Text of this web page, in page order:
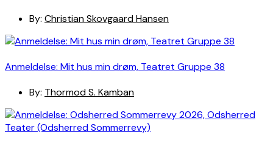
By: Christian Skovgaard Hansen
Anmeldelse: Mit hus min drøm, Teatret Gruppe 38
By: Thormod S. Kamban